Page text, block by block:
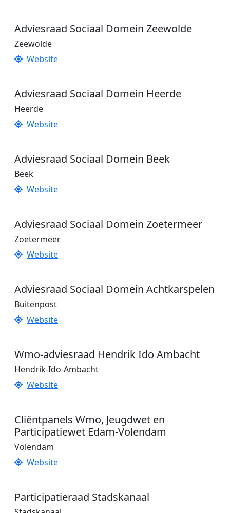
Adviesraad Sociaal Domein Zeewolde
Zeewolde
Website
Adviesraad Sociaal Domein Heerde
Heerde
Website
Adviesraad Sociaal Domein Beek
Beek
Website
Adviesraad Sociaal Domein Zoetermeer
Zoetermeer
Website
Adviesraad Sociaal Domein Achtkarspelen
Buitenpost
Website
Wmo-adviesraad Hendrik Ido Ambacht
Hendrik-Ido-Ambacht
Website
Cliëntpanels Wmo, Jeugdwet en
Participatiewet Edam-Volendam
Volendam
Website
Participatieraad Stadskanaal